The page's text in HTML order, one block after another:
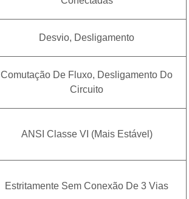
Desvio, Desligamento
Comutação De Fluxo, Desligamento Do
Circuito
ANSI Classe VI (mais Estável)
Estritamente Sem Conexão De 3 Vias